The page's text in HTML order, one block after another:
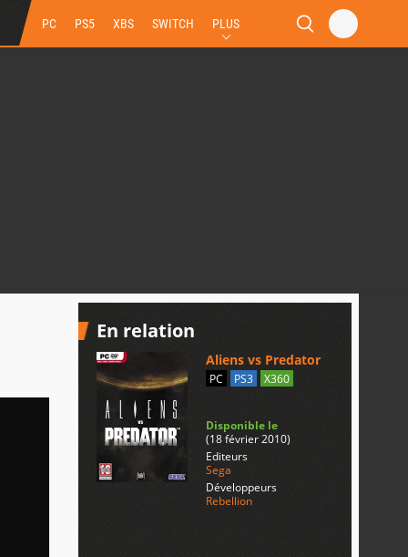
PC PS5 XBS SWITCH PLUS
En relation
Aliens vs Predator
PC PS3 X360
Disponible le
(18 février 2010)
Editeurs
Sega
Développeurs
Rebellion